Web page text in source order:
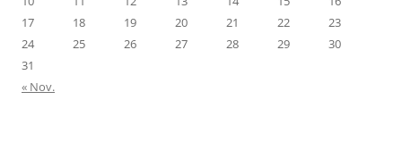
17
18 19 20 21 22
23
24
25 26 27 28 29
30
31
« Nov.